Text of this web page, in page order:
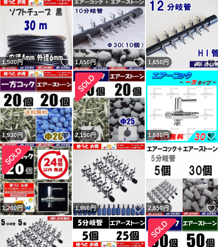
1,500円 いいね！
1,650円 いいね！
1,650 円
1,930円 いいね！
2,150円 1,680円
1,200円 1,960円 いいね！
2,650 円